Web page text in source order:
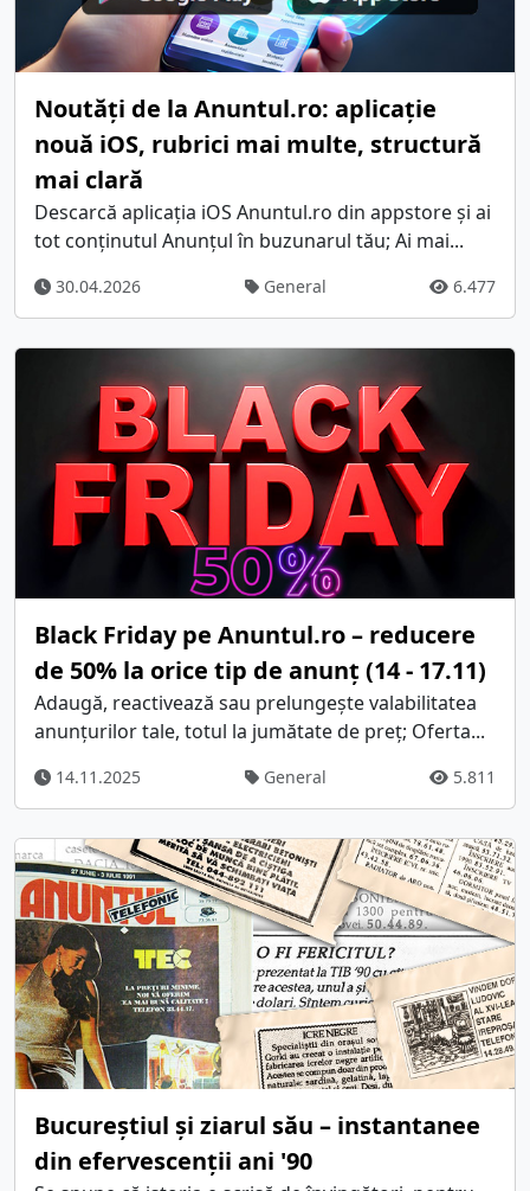
Noutăți de la Anuntul.ro: aplicație
nouă iOS, rubrici mai multe, structură
mai clară
Descarcă aplicația iOS Anuntul.ro din appstore și ai
tot conținutul Anunțul în buzunarul tău; Ai mai...
30.04.2026 General 6.477
Black Friday pe Anuntul.ro – reducere
de 50% la orice tip de anunț (14 - 17.11)
Adaugă, reactivează sau prelungește valabilitatea
anunțurilor tale, totul la jumătate de preț; Oferta...
14.11.2025 General 5.811
Bucureștiul și ziarul său – instantanee
din efervescenții ani '90